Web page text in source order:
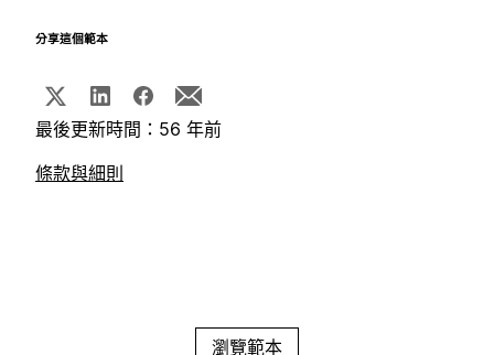
分享這個範本
最後更新時間：56 年前
條款與細則
瀏覽範本